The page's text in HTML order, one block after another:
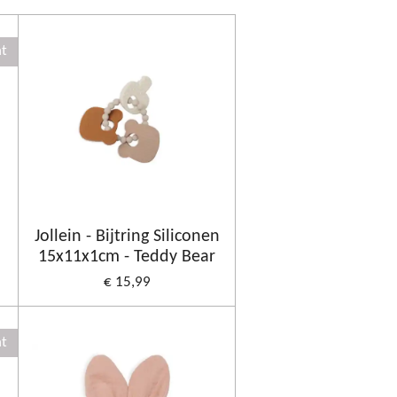
Jollein - Bijtring Siliconen
15x11x1cm - Teddy Bear
€ 15,99